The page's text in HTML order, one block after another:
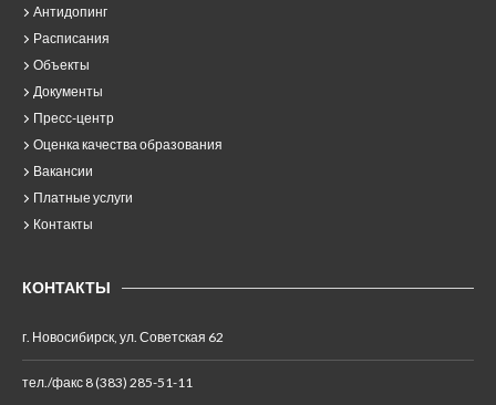
Антидопинг
Расписания
Объекты
Документы
Пресс-центр
Оценка качества образования
Вакансии
Платные услуги
Контакты
КОНТАКТЫ
г. Новосибирск, ул. Советская 62
тел./факс 8 (383) 285-51-11